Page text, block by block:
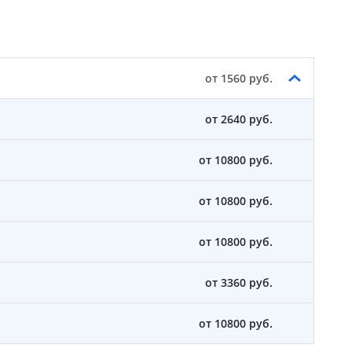
от 1560 руб.
от 2640 руб.
от 10800 руб.
от 10800 руб.
от 10800 руб.
от 3360 руб.
от 10800 руб.